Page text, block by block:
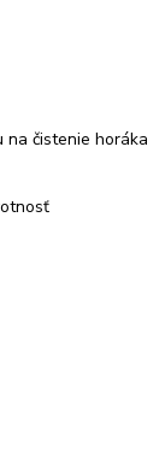
na čistenie horáka